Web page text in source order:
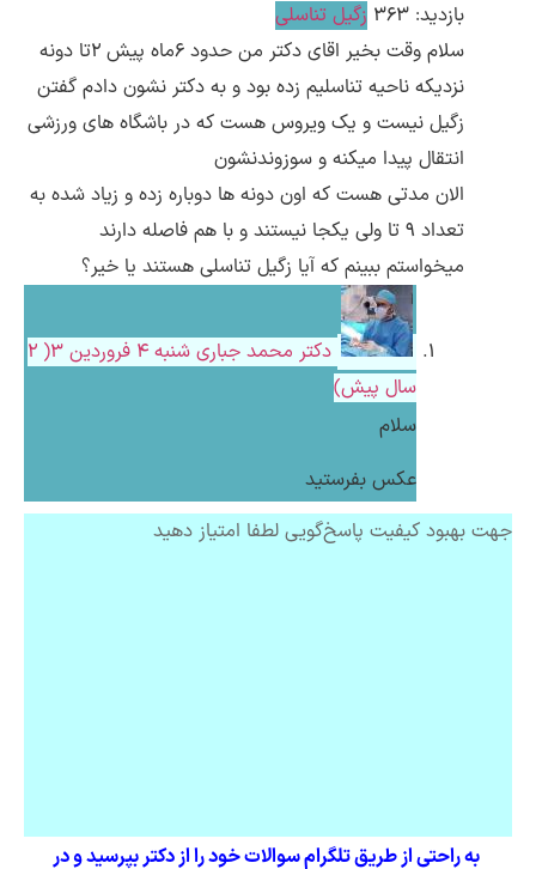
بازدید: 363
زگیل تناسلی
سلام وقت بخیر اقای دکتر من حدود 6ماه پیش 2تا دونه
نزدیکه ناحیه تناسلیم زده بود و به دکتر نشون دادم گفتن
زگیل نیست و یک ویروس هست که در باشگاه های ورزشی
انتقال پیدا میکنه و سوزوندنشون
الان مدتی هست که اون دونه ها دوباره زده و زیاد شده به
تعداد 9 تا ولی یکجا نیستند و با هم فاصله دارند
میخواستم ببینم که آیا زگیل تناسلی هستند یا خیر؟
دکتر محمد جباری
شنبه ۴ فروردین ۳( 2
سال پیش)
سلام
عکس بفرستید
جهت بهبود کیفیت پاسخ‌گویی لطفا امتیاز دهید
به راحتی از طریق تلگرام سوالات خود را از دکتر بپرسید و در